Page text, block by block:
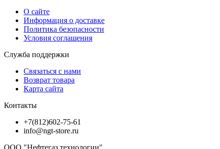
О сайте
Информация о доставке
Политика безопасности
Условия соглашения
Служба поддержки
Связаться с нами
Возврат товара
Карта сайта
Контакты
+7(812)602-75-61
info@ngt-store.ru